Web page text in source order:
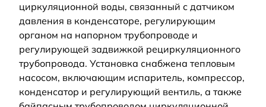
циркуляционной воды, связанный с датчиком
давления в конденсаторе, регулирующим
органом на напорном трубопроводе и
регулирующей задвижкой рециркуляционного
трубопровода. Установка снабжена тепловым
насосом, включающим испаритель, компрессор,
конденсатор и регулирующий вентиль, а также